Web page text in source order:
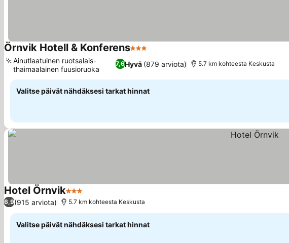
Örnvik Hotell & Konferens3 Tähtiluokitus
7,6Hyvä (879 arviota)
Ainutlaatuinen ruotsalais-
thaimaalainen fuusioruoka
5.7 km kohteesta Keskusta
Valitse päivät nähdäksesi tarkat hinnat
Hotel Örnvik3 Tähtiluokitus
6,9(915 arviota) 5.7 km kohteesta Keskusta
Valitse päivät nähdäksesi tarkat hinnat